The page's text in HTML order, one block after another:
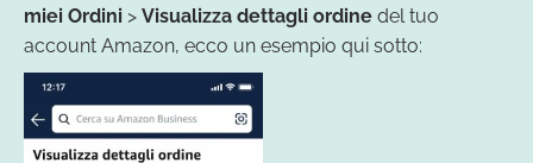
miei Ordini > Visualizza dettagli ordine del tuo
account Amazon, ecco un esempio qui sotto: